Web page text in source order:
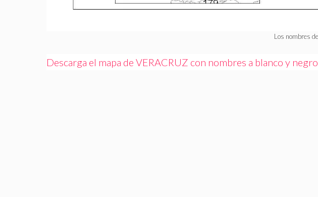
Los nombres
Descarga el mapa de VERACRUZ con nombres a blanco y negro